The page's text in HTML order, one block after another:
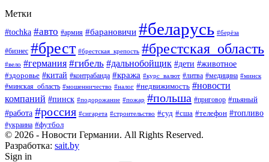
Метки
#tochka #авто #армия #барановичи #беларусь #берёза
#бизнес #брест #брестская_крепость #брестская_область
#вело #германия #гибель #дальнобойщик #дети #животное
#здоровье #китай #контрабанда #кража #курс_валют #литва #медицина #минск
#минская_область #мошенничество #налог #недвижимость #новости
компаний #пинск #подорожание #пожар #польша #приговор #пьяный
#работа #россия #сигарета #строительство #суд #сша #телефон #топливо
#украина #футбол
© 2026 - Новости Германии. All Rights Reserved.
Разработка: sait.by
Sign in